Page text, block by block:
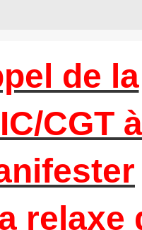
de la
CGT à
relaxe